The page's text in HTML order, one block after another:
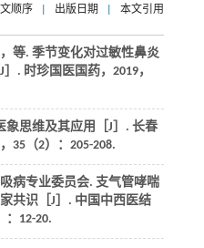
顺序 出版日期 本文引用
等. 季节变化对过敏性鼻炎
］. 时珍国医国药， 2019，
象思维及其应用［J］. 长春
， 35（2）：205-208.
病专业委员会. 支气管哮喘
共识［J］. 中国中西医结
：12-20.